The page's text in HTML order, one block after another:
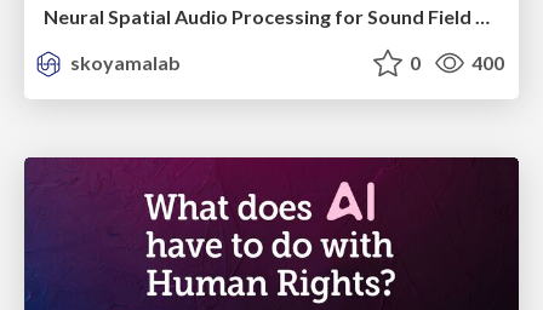
Neural Spatial Audio Processing for Sound Field Analysis and Control
skoyamalab
0 400